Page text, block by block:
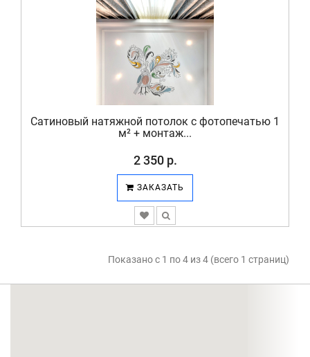
Сатиновый натяжной потолок с фотопечатью 1
м² + монтаж...
2 350 р.
ЗАКАЗАТЬ
Показано с 1 по 4 из 4 (всего 1 страниц)